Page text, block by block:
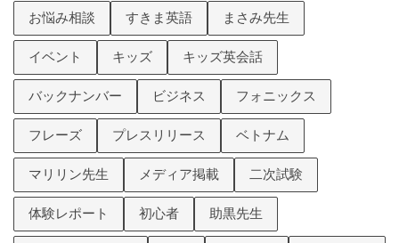
お悩み相談 すきま英語 まさみ先生
イベント キッズ キッズ英会話
バックナンバー ビジネス フォニックス
フレーズ プレスリリース ベトナム
マリリン先生 メディア掲載 二次試験
体験レポート 初心者 助黒先生